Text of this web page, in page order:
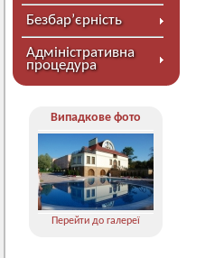
Безбар’єрність
Адміністративна
процедура
Випадкове фото
Перейти до галереї